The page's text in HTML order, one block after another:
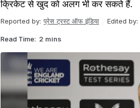
क्रिकेट से खुद को अलग भी कर सकते हैं.
Reported by: प्रेस ट्रस्ट ऑफ इंडिया Edited by:
Read Time: 2 mins